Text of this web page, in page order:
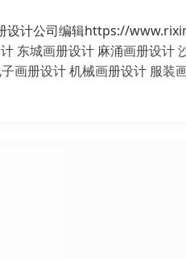
设计公司编辑https://
东城画册设计 麻涌画册设计
画册设计机械画册设计 服装